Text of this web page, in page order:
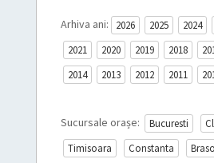
Arhiva ani: 2026 2025 2024
2021
2020 2019 2018
2014
2013 2012 2011
Sucursale orașe: Bucuresti
Timisoara
Constanta